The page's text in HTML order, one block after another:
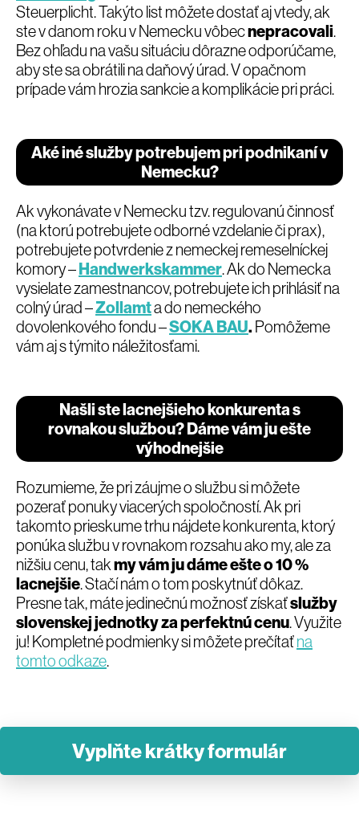
Steuerplicht. Takýto list môžete dostať aj vtedy, ak
ste v danom roku v Nemecku vôbecnepracovali.
Bez ohľadu na vašu situáciu dôrazne odporúčame,
aby ste sa obrátili na daňový úrad. V opačnom
prípade vám hrozia sankcie a komplikácie pri práci.
Aké iné služby potrebujem pri podnikaní v
Nemecku?
Ak vykonávate v Nemecku tzv. regulovanú činnosť
(na ktorú potrebujete odborné vzdelanie či prax),
potrebujete potvrdenie z nemeckej remeselníckej
komory –Handwerkskammer. Ak do Nemecka
vysielate zamestnancov, potrebujete ich prihlásiť na
colný úrad –Zollamta do nemeckého
dovolenkového fondu –SOKA BAU. Pomôžeme
vám aj s týmito náležitosťami.
Našli ste lacnejšieho konkurenta s
rovnakou službou? Dáme vám ju ešte
výhodnejšie
Rozumieme, že pri záujme o službu si môžete
pozerať ponuky viacerých spoločností. Ak pri
takomto prieskume trhu nájdete konkurenta, ktorý
ponúka službu v rovnakom rozsahu ako my, ale za
nižšiu cenu, takmy vám ju dáme ešte o 10 %
lacnejšie. Stačí nám o tom poskytnúť dôkaz.
Presne tak, máte jedinečnú možnosť získaťslužby
slovenskej jednotky za perfektnú cenu. Využite
ju! Kompletné podmienky si môžete prečítaťna
tomto odkaze.
Vyplňte krátky formulár